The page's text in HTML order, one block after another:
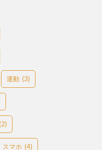
運動 (3)
スマホ (4)